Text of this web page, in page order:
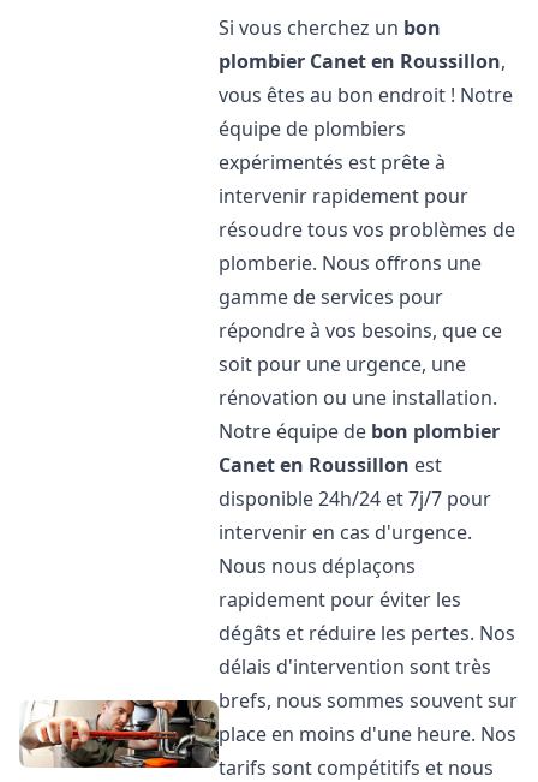
Si vous cherchez un bon
plombier Canet en Roussillon,
vous êtes au bon endroit ! Notre
équipe de plombiers
expérimentés est prête à
intervenir rapidement pour
résoudre tous vos problèmes de
plomberie. Nous offrons une
gamme de services pour
répondre à vos besoins, que ce
soit pour une urgence, une
rénovation ou une installation.
Notre équipe de bon plombier
Canet en Roussillon est
disponible 24h/24 et 7j/7 pour
intervenir en cas d'urgence.
Nous nous déplaçons
rapidement pour éviter les
dégâts et réduire les pertes. Nos
délais d'intervention sont très
brefs, nous sommes souvent sur
place en moins d'une heure. Nos
tarifs sont compétitifs et nous